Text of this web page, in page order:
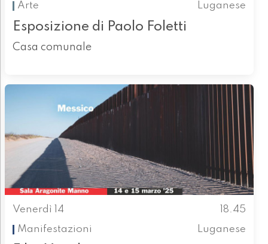
Arte
Luganese
Esposizione di Paolo Foletti
Casa comunale
Venerdì 14
18.45
Manifestazioni
Luganese